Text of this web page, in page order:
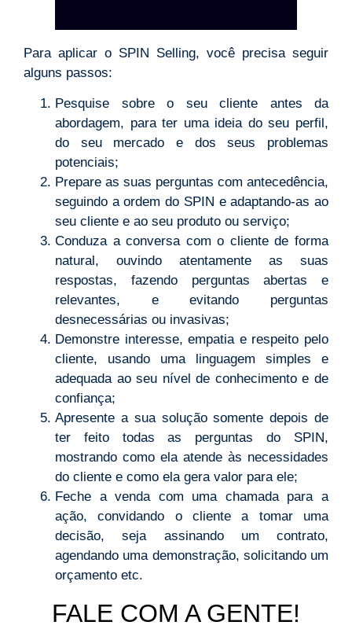
Para aplicar o SPIN Selling, você precisa seguir
alguns passos:
Pesquise sobre o seu cliente antes da
abordagem, para ter uma ideia do seu perfil,
do seu mercado e dos seus problemas
potenciais;
Prepare as suas perguntas com antecedência,
seguindo a ordem do SPIN e adaptando-as ao
seu cliente e ao seu produto ou serviço;
Conduza a conversa com o cliente de forma
natural, ouvindo atentamente as suas
respostas, fazendo perguntas abertas e
relevantes, e evitando perguntas
desnecessárias ou invasivas;
Demonstre interesse, empatia e respeito pelo
cliente, usando uma linguagem simples e
adequada ao seu nível de conhecimento e de
confiança;
Apresente a sua solução somente depois de
ter feito todas as perguntas do SPIN,
mostrando como ela atende às necessidades
do cliente e como ela gera valor para ele;
Feche a venda com uma chamada para a
ação, convidando o cliente a tomar uma
decisão, seja assinando um contrato,
agendando uma demonstração, solicitando um
orçamento etc.
FALE COM A GENTE!